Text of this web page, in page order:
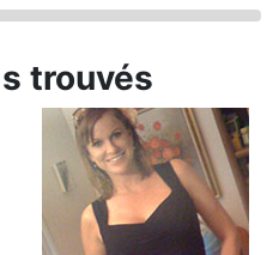
trouvés